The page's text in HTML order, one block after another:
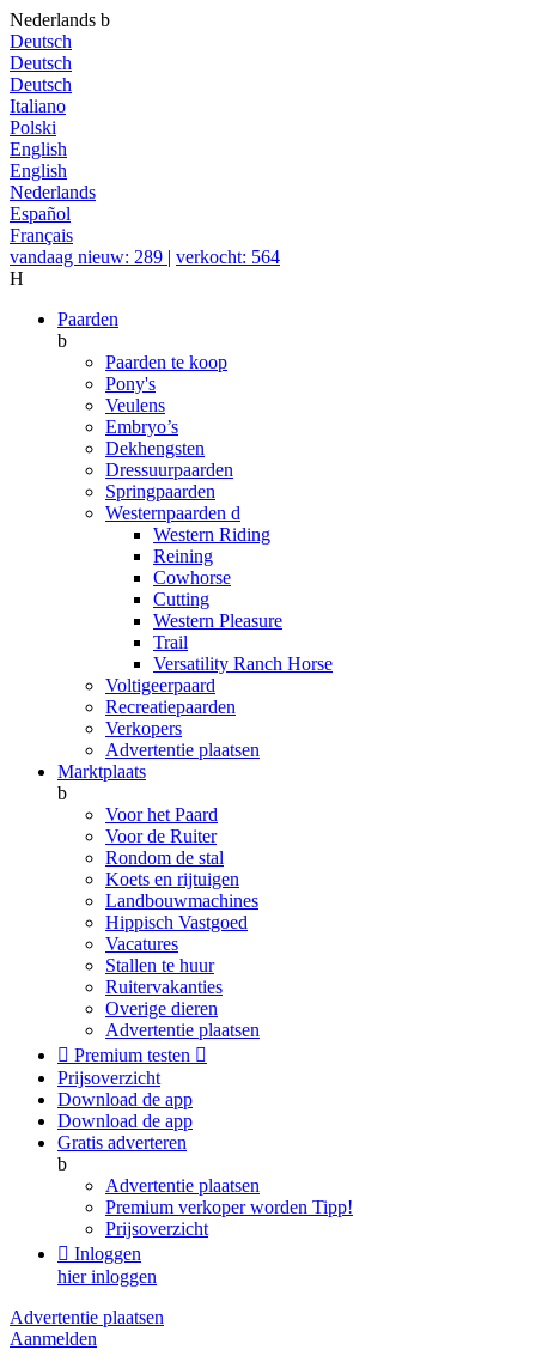
Nederlands b
Deutsch
Deutsch
Deutsch
Italiano
Polski
English
English
Nederlands
Español
Français
vandaag nieuw: 289 | verkocht: 564
H
Paarden
b
Paarden te koop
Pony's
Veulens
Embryo’s
Dekhengsten
Dressuurpaarden
Springpaarden
Westernpaarden d
Western Riding
Reining
Cowhorse
Cutting
Western Pleasure
Trail
Versatility Ranch Horse
Voltigeerpaard
Recreatiepaarden
Verkopers
Advertentie plaatsen
Marktplaats
b
Voor het Paard
Voor de Ruiter
Rondom de stal
Koets en rijtuigen
Landbouwmachines
Hippisch Vastgoed
Vacatures
Stallen te huur
Ruitervakanties
Overige dieren
Advertentie plaatsen
 Premium testen 
Prijsoverzicht
Download de app
Download de app
Gratis adverteren
b
Advertentie plaatsen
Premium verkoper worden Tipp!
Prijsoverzicht
 Inloggen
hier inloggen
Advertentie plaatsen
Aanmelden